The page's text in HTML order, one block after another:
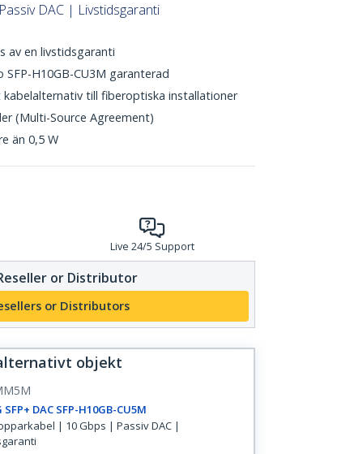
DAC | Livstidsgaranti
av en livstidsgaranti
H10GB-CU3M garanterad
till fiberoptiska installationer
(Multi-Source Agreement)
än 0,5 W
Live 24/5 Support
or Distributor
or Distributors
objekt
SFP+ DAC SFP-H10GB-CU5M
| 10 Gbps | Passiv DAC |